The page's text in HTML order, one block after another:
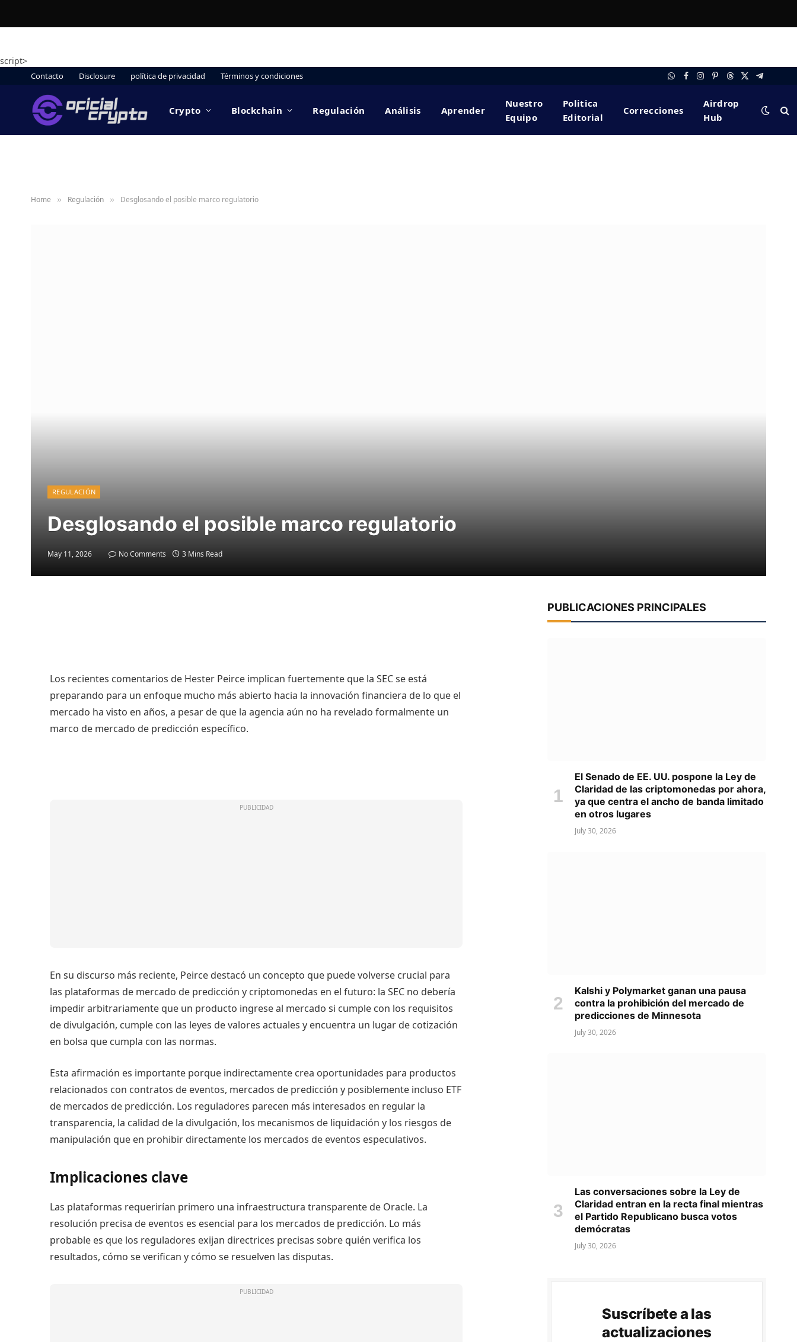
script>
Contacto Disclosure política de privacidad Términos y condiciones WhatsApp
FacebookInstagram
Pinterest
Threads
X
Telegram
Crypto Blockchain Regulación Análisis Aprender
Nuestro
Equipo
Politica
Editorial
Correcciones
Airdrop
Hub
Home » Regulación » Desglosando el posible marco regulatorio
REGULACIÓN
Desglosando el posible marco regulatorio
May 11, 2026 No Comments 3 Mins Read
Los recientes comentarios de Hester Peirce implican fuertemente que la SEC se está
preparando para un enfoque mucho más abierto hacia la innovación financiera de lo que el
mercado ha visto en años, a pesar de que la agencia aún no ha revelado formalmente un
marco de mercado de predicción específico.
En su discurso más reciente, Peirce destacó un concepto que puede volverse crucial para
las plataformas de mercado de predicción y criptomonedas en el futuro: la SEC no debería
impedir arbitrariamente que un producto ingrese al mercado si cumple con los requisitos
de divulgación, cumple con las leyes de valores actuales y encuentra un lugar de cotización
en bolsa que cumpla con las normas.
Esta afirmación es importante porque indirectamente crea oportunidades para productos
relacionados con contratos de eventos, mercados de predicción y posiblemente incluso ETF
de mercados de predicción. Los reguladores parecen más interesados ​​en regular la
transparencia, la calidad de la divulgación, los mecanismos de liquidación y los riesgos de
manipulación que en prohibir directamente los mercados de eventos especulativos.
Implicaciones clave
Las plataformas requerirían primero una infraestructura transparente de Oracle. La
resolución precisa de eventos es esencial para los mercados de predicción. Lo más
probable es que los reguladores exijan directrices precisas sobre quién verifica los
resultados, cómo se verifican y cómo se resuelven las disputas.
PUBLICACIONES PRINCIPALES
El Senado de EE. UU. pospone la Ley de
Claridad de las criptomonedas por ahora,
ya que centra el ancho de banda limitado
en otros lugares
July 30, 2026
Kalshi y Polymarket ganan una pausa
contra la prohibición del mercado de
predicciones de Minnesota
July 30, 2026
Las conversaciones sobre la Ley de
Claridad entran en la recta final mientras
el Partido Republicano busca votos
demócratas
July 30, 2026
Suscríbete a las
actualizaciones